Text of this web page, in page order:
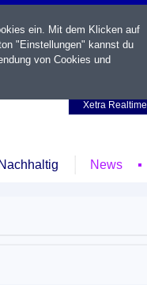
Xetra Realtime
Nachhaltig News
ein. Mit dem Klicken auf
"Einstellungen" kannst du
von Cookies und